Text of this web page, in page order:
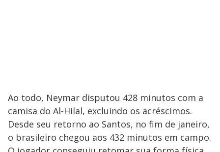
Ao todo, Neymar disputou 428 minutos com a
camisa do Al-Hilal, excluindo os acréscimos.
Desde seu retorno ao Santos, no fim de janeiro,
o brasileiro chegou aos 432 minutos em campo.